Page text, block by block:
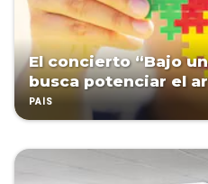
El concierto “Bajo
busca potenciar el
PAÍS